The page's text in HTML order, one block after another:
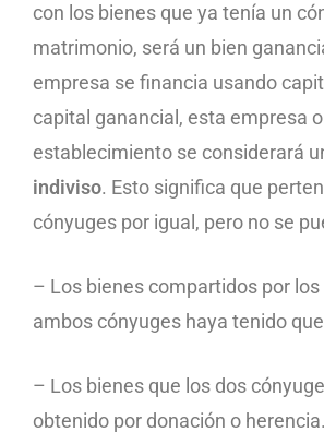
con los bienes que ya tenía un
matrimonio, será un bien
empresa se financia usando
capital ganancial, esta empresa o
establecimiento se considerará
indiviso. Esto significa que
cónyuges por igual, pero no se
– Los bienes compartidos por los
ambos cónyuges haya tenido
– Los bienes que los dos
obtenido por donación o herencia.